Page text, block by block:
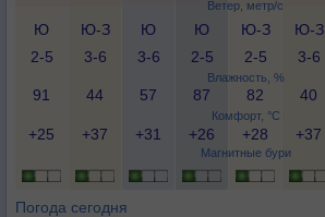
Ветер, метр/с
Влажность, %
Комфорт, °C
Магнитные бури
Ю
2-5
Ю-З
3-6
Ю
3-6
Ю
2-5
Ю-З
2-5
Ю-З
3-6
91 44 57 87 82 40
+25 +37 +31 +26 +28 +37
Погода сегодня